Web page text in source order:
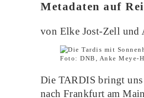
Metadaten auf
von Elke Jost-Zell und
Foto: DNB, Anke Meye-
Die TARDIS bringt
nach Frankfurt am